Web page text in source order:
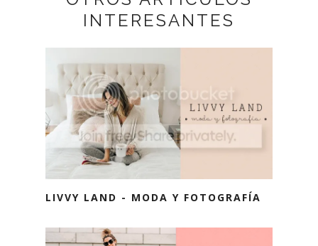
INTERESANTES
LIVVY LAND - MODA Y FOTOGRAFÍA